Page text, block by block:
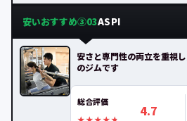
安いおすすめ③03ASPI
安さと専門性の両立を重視
のジムです
総合評価
4.7